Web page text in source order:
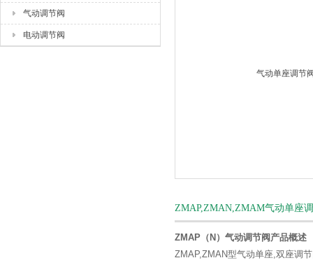
上海唐玛泵阀有限公司
气动调节阀
电动调节阀
ZMAP,ZMAN,ZMAM气动单座
ZMAP（N）气动调节阀产品概述
ZMAP,ZMAN型气动单座,双座调